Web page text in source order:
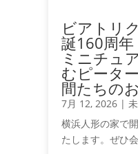
ビアトリ
誕160周
ミニチュ
むピータ
間たちの
7月 12, 2026|
横浜人形の家で
たします。ぜひ